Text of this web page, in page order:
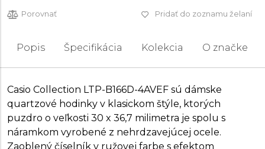
Porovnať Pridať do zoznamu želaní
Popis Špecifikácia Kolekcia O značke
Casio Collection LTP-B166D-4AVEF sú dámske
quartzové hodinky v klasickom štýle, ktorých
puzdro o veľkosti 30 x 36,7 milimetra je spolu s
náramkom vyrobené z nehrdzavejúcej ocele.
Zaoblený číselník v ružovej farbe s efektom